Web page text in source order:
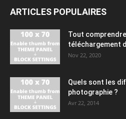
ARTICLES POPULAIRES
Tout
téléchargement
Nov 22, 2020
Quels sont les
photographie ?
Avr 22, 2014